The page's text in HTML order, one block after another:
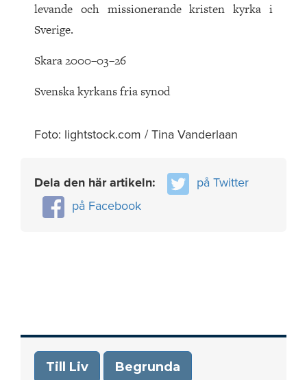
levande och missionerande kristen kyrka i
Sverige.
Skara 2000–03–26
Svenska kyrkans fria synod
Foto: lightstock.com / Tina Vanderlaan
Dela den här artikeln:
på Twitter
på Facebook
Till Liv Begrunda